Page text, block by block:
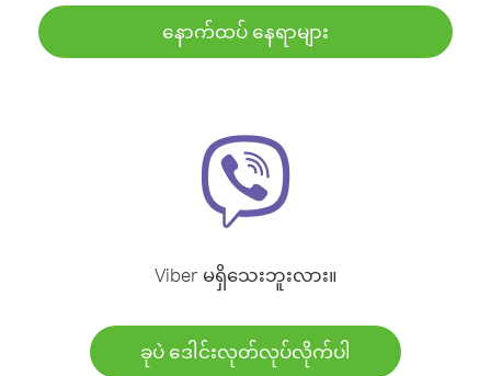
နောက်ထပ် နေရာများ
Viber မရှိသေးဘူးလား။
ခုပဲ ဒေါင်းလုတ်လုပ်လိုက်ပါ